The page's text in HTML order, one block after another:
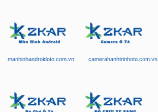
manhinhandroidoto.com.vn camerahanhtrinhoto.com.vn